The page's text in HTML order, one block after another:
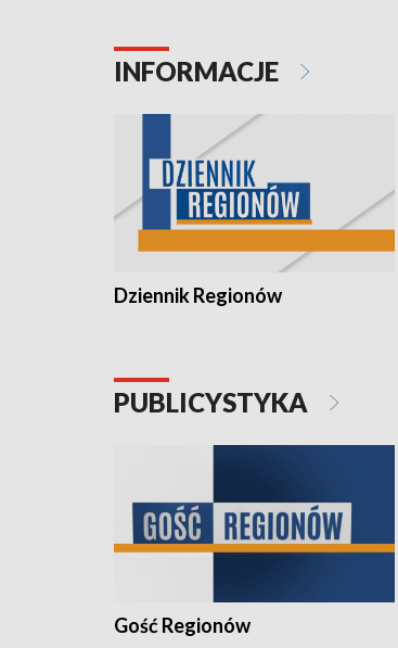
INFORMACJE
Dziennik Regionów
PUBLICYSTYKA
Gość Regionów